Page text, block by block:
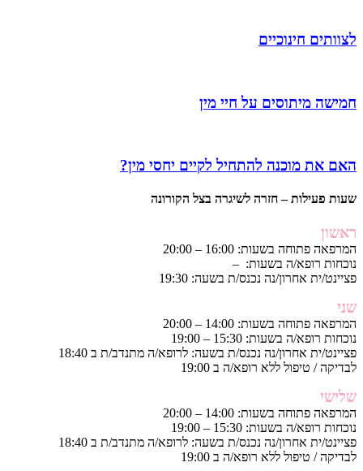
לצוותים חינוכיים
חמישה מיתוסים על חיי מין
האם את מוכנה להתחיל לקיים יחסי מין?
שעות פעילות – חזרה לשיגרה בצל הקורונה
ראשון
המרפאה פתוחה בשעות: 16:00 – 20:00
נוכחות רופא/ה בשעות: –
פציינט/ית אחרון/נה נכנס/ת בשעה: 19:30
שני
המרפאה פתוחה בשעות: 14:00 – 20:00
נוכחות רופא/ה בשעות: 15:30 – 19:00
פציינט/ית אחרון/נה נכנס/ת בשעה: לרופא/ה מתנדב/ת ב 18:40
לבדיקה / טיפול ללא רופא/ה ב 19:00
שלישי
המרפאה פתוחה בשעות: 14:00 – 20:00
נוכחות רופא/ה בשעות: 15:30 – 19:00
פציינט/ית אחרון/נה נכנס/ת בשעה: לרופא/ה מתנדב/ת ב 18:40
לבדיקה / טיפול ללא רופא/ה ב 19:00